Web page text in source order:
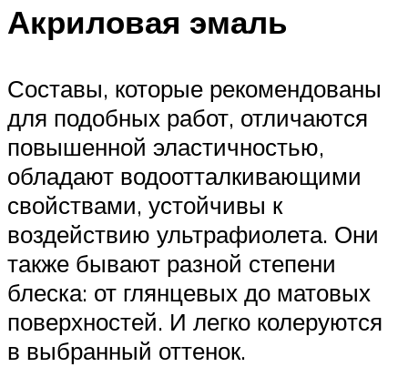
Акриловая эмаль
Составы, которые рекомендованы
для подобных работ, отличаются
повышенной эластичностью,
обладают водоотталкивающими
свойствами, устойчивы к
воздействию ультрафиолета. Они
также бывают разной степени
блеска: от глянцевых до матовых
поверхностей. И легко колеруются
в выбранный оттенок.